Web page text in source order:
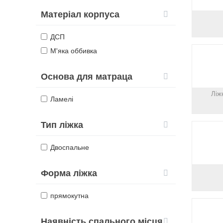
Матеріал корпуса
ДСП
М'яка оббивка
Основа для матраца
Ламелі
Тип ліжка
Двоспальне
Форма ліжка
прямокутна